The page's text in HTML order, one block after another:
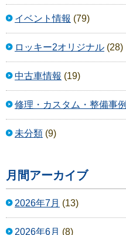
イベント情報 (79)
ロッキー2オリジナル (28)
中古車情報 (19)
修理・カスタム・整備事例
未分類 (9)
月間アーカイブ
2026年7月 (13)
2026年6月 (8)